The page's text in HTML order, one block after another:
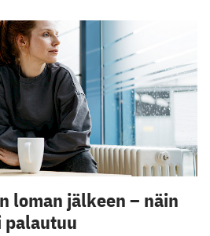
loman jälkeen – näin